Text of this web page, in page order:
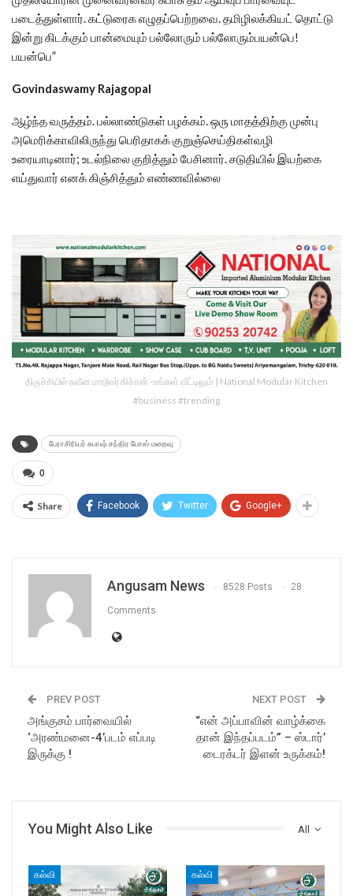
படைத்துள்ளார். கட்டுரைக எழுதப்பெற்றவை. தமிழிலக்கியட் தொட்டு
இன்று கிடக்கும் பான்மையும் பல்லோரும் பல்லோரும்பயன்பெ!
பயன்பெ”
Govindaswamy Rajagopal
ஆழ்ந்த வருத்தம். பல்லாண்டுகள் பழக்கம். ஒரு மாதத்திற்கு முன்பு
அமெரிக்காவிலிருந்து பெரிதாகக் குறுஞ்செய்திகள்வழி
உரையாடினார்; உடல்நிலை குறித்தும் பேசினார். சடுதியில் இயற்கை
எய்துவார் எனக் கிஞ்சித்தும் எண்ணவில்லை
திருச்சியில் நவீன மாடூலர் கிச்சன் -உங்கள் வீட்டிலும் | National Modular Kitchen
#business #trending
பேராசிரியர் சுபாஷ் சந்திர போஸ் மறைவு
0
Share Facebook Twitter Google+
Angusam News 8528 Posts 28
Comments
PREV POST
அங்குசம் பார்வையில்
‘அரண்மனை-4’படம் எப்படி
இருக்கு !
NEXT POST
“என் அப்பாவின் வாழ்க்கை
தான் இந்தப்படம்” – ஸ்டார்’
டைரக்டர் இளன் உருக்கம்!
All
You Might Also Like
கல்வி கல்வி